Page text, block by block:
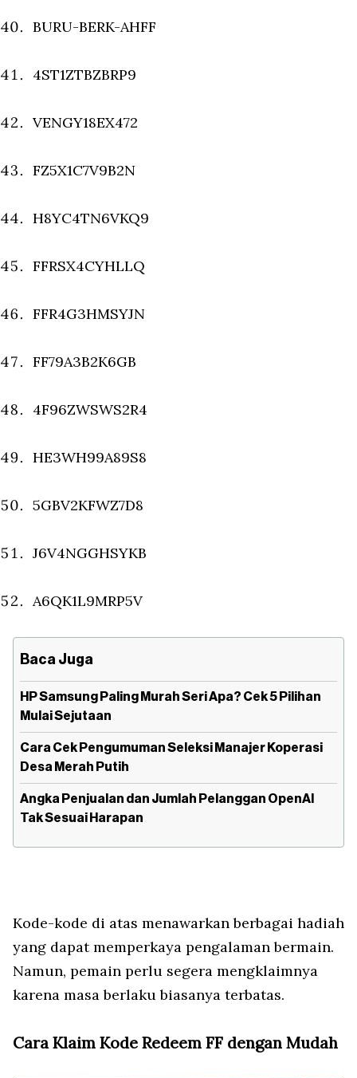
BURU-BERK-AHFF
4ST1ZTBZBRP9
VENGY18EX472
FZ5X1C7V9B2N
H8YC4TN6VKQ9
FFRSX4CYHLLQ
FFR4G3HMSYJN
FF79A3B2K6GB
4F96ZWSWS2R4
HE3WH99A89S8
5GBV2KFWZ7D8
J6V4NGGHSYKB
A6QK1L9MRP5V
Baca Juga
HP Samsung Paling Murah Seri Apa? Cek 5 Pilihan
Mulai Sejutaan
Cara Cek Pengumuman Seleksi Manajer Koperasi
Desa Merah Putih
Angka Penjualan dan Jumlah Pelanggan OpenAI
Tak Sesuai Harapan
Kode-kode di atas menawarkan berbagai hadiah
yang dapat memperkaya pengalaman bermain.
Namun, pemain perlu segera mengklaimnya
karena masa berlaku biasanya terbatas.
Cara Klaim Kode Redeem FF dengan Mudah